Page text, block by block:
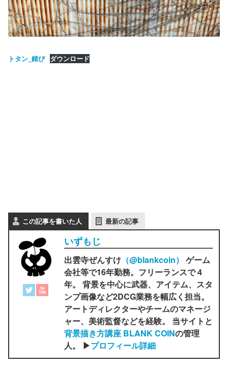
トタン_錆び ダウンロード
この記事を書いた人 最新の記事
いずもじ
出雲寺ぜんすけ （‎@blankcoin） ゲーム
会社等で16年勤務。フリーランスで４
年。 背景を中心に武器、アイテム、スタ
ンプ画像など2DCG業務を幅広く担当。
アートディレクターやチームのマネージ
ャー、美術監督などを経験。 当サイトと
背景描き方講座 BLANK COINの管理
人。 ▶プロフィール詳細